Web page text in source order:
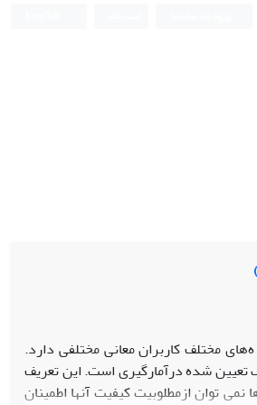
مختلف کاربران معانی مختلفی دارد.
تعیین شده درآمارگیری است. این تعریف
توان ازمطلوبیت کیفیت آنها اطمینان